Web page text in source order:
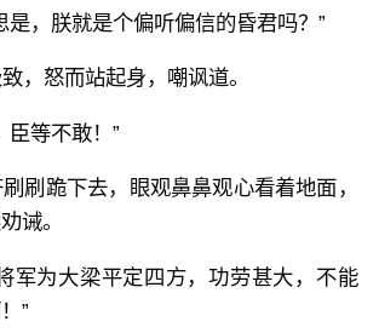
是，朕就是个偏听偏信的昏君吗？”
，怒而站起身，嘲讽道。
臣等不敢！”
刷跪下去，眼观鼻鼻观心看着地面，
诫。
军为大梁平定四方，功劳甚大，不能
”